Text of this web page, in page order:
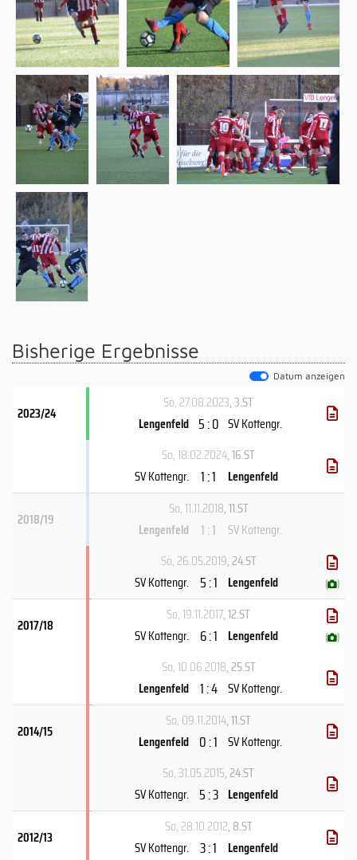
Bisherige Ergebnisse
Datum anzeigen
2023/24
So, 27.08.2023, 3.ST
Lengenfeld 5 : 0 SV Kottengr.
So, 18.02.2024, 16.ST
SV Kottengr. 1 : 1 Lengenfeld
2018/19
So, 11.11.2018, 11.ST
Lengenfeld
1 : 1
SV Kottengr.
So, 26.05.2019, 24.ST
SV Kottengr. 5 : 1 Lengenfeld ( )
2017/18
So, 19.11.2017, 12.ST
SV Kottengr. 6 : 1 Lengenfeld ( )
So, 10.06.2018, 25.ST
Lengenfeld 1 : 4 SV Kottengr.
2014/15
So, 09.11.2014, 11.ST
Lengenfeld 0 : 1 SV Kottengr.
So, 31.05.2015, 24.ST
SV Kottengr. 5 : 3 Lengenfeld
2012/13
So, 28.10.2012, 8.ST
SV Kottengr. 3 : 1
Lengenfeld